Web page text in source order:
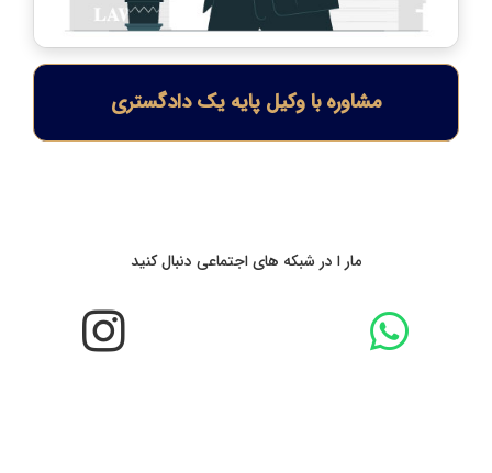
مشاوره با وکیل پایه یک دادگستری
مار ا در شبکه های اجتماعی دنبال کنید